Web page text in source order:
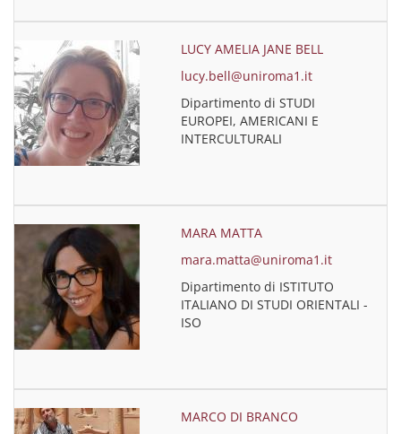
LUCY AMELIA JANE BELL
lucy.bell@uniroma1.it
Dipartimento di STUDI
EUROPEI, AMERICANI E
INTERCULTURALI
MARA MATTA
mara.matta@uniroma1.it
Dipartimento di ISTITUTO
ITALIANO DI STUDI ORIENTALI -
ISO
MARCO DI BRANCO